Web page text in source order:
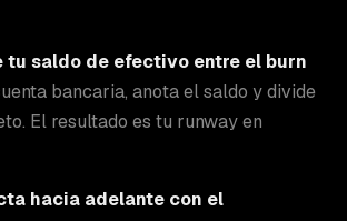
tu saldo de efectivo entre el burn
bancaria, anota el saldo y divide
El resultado es tu runway en
hacia adelante con el